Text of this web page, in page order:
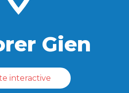
Gien
interactive